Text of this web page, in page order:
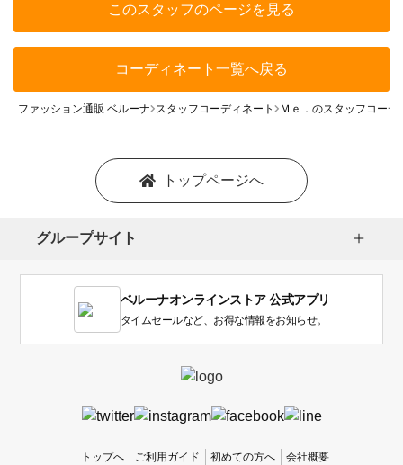
このスタッフのページを見る
コーディネート一覧へ戻る
ファッション通販 ベルーナ スタッフコーディネート Ｍｅ．のスタッフコーデ
トップページへ
グループサイト
ベルーナオンラインストア 公式アプリ
タイムセールなど、お得な情報をお知らせ。
トップへ ご利用ガイド 初めての方へ 会社概要